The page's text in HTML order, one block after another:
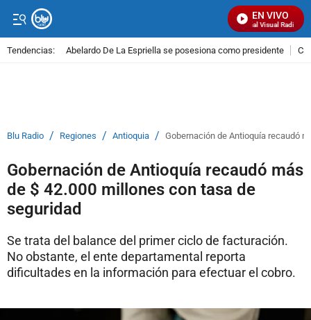
EN VIVO
Señal Visual Radio
Tendencias: Abelardo De La Espriella se posesiona como presidente
Blu Radio / Regiones / Antioquia / Gobernación de Antioquía recaudó
Gobernación de Antioquía recaudó más
de $ 42.000 millones con tasa de
seguridad
Se trata del balance del primer ciclo de facturación.
No obstante, el ente departamental reporta
dificultades en la información para efectuar el cobro.